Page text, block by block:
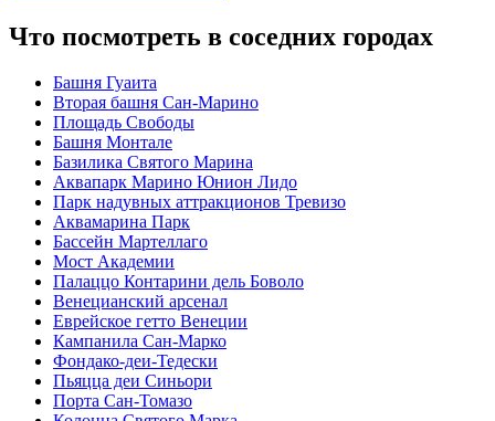
Что посмотреть в соседних городах
Башня Гуаита
Вторая башня Сан-Марино
Площадь Свободы
Башня Монтале
Базилика Святого Марина
Аквапарк Марино Юнион Лидо
Парк надувных аттракционов Тревизо
Аквамарина Парк
Бассейн Мартеллаго
Мост Академии
Палаццо Контарини дель Боволо
Венецианский арсенал
Еврейское гетто Венеции
Кампанила Сан-Марко
Фондако-деи-Тедески
Пьяцца деи Синьори
Порта Сан-Томазо